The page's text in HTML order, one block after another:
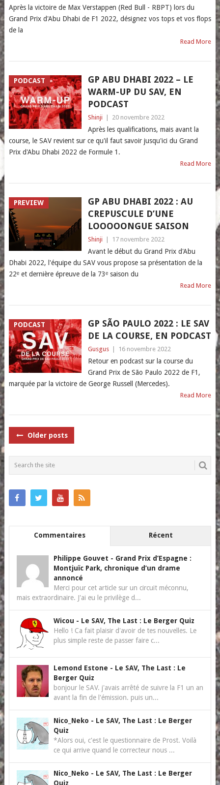
Après la victoire de Max Verstappen (Red Bull - RBPT) lors du
Grand Prix d'Abu Dhabi de F1 2022, désignez vos tops et vos flops
de la
Read More
PODCAST
GP ABU DHABI 2022 – LE
WARM-UP DU SAV, EN
PODCAST
Shinji | 20 novembre 2022
Après les qualifications, mais avant la
course, le SAV revient sur ce qu'il faut savoir jusqu'ici du Grand
Prix d'Abu Dhabi 2022 de Formule 1.
Read More
PREVIEW
GP ABU DHABI 2022 : AU
CREPUSCULE D’UNE
LOOOOONGUE SAISON
Shinji | 17 novembre 2022
Avant le début du Grand Prix d'Abu
Dhabi 2022, l'équipe du SAV vous propose sa présentation de la
22ᵉ et dernière épreuve de la 73ᵉ saison du
Read More
PODCAST
GP SÃO PAULO 2022 : LE SAV
DE LA COURSE, EN PODCAST
Gusgus | 16 novembre 2022
Retour en podcast sur la course du
Grand Prix de São Paulo 2022 de F1,
marquée par la victoire de George Russell (Mercedes).
Read More
POSTS
Older posts
Commentaires Récent
Philippe Gouvet - Grand Prix d’Espagne :
Montjuïc Park, chronique d’un drame
annoncé
Merci pour cet article sur un circuit méconnu,
mais extraordinaire. J'ai eu le privilège d...
Wicou - Le SAV, The Last : Le Berger Quiz
Hello ! Ca fait plaisir d'avoir de tes nouvelles. Le
plus simple reste de passer faire c...
Lemond Estone - Le SAV, The Last : Le
Berger Quiz
bonjour le SAV. j'avais arrêté de suivre la F1 un an
avant la fin de l'émission. puis un...
Nico_Neko - Le SAV, The Last : Le Berger
Quiz
*Alors oui, c'est le questionnaire de Prost. Voilà
ce qui arrive quand le correcteur nous ...
Nico_Neko - Le SAV, The Last : Le Berger
Quiz